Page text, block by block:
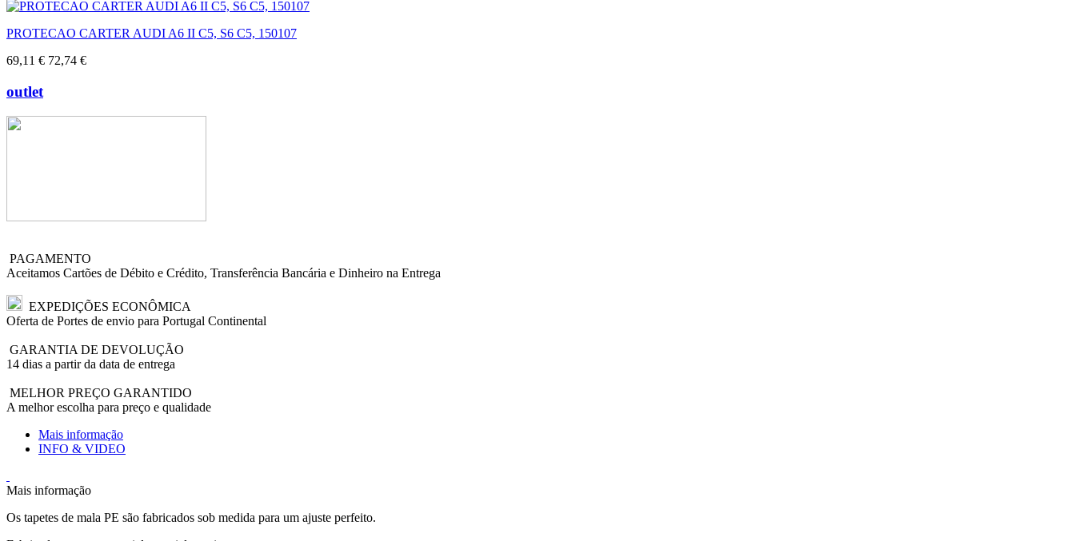
PROTECAO CARTER AUDI A6 II C5, S6 C5, 150107
69,11 € 72,74 €
outlet
PAGAMENTO
Aceitamos Cartões de Débito e Crédito, Transferência Bancária e Dinheiro na Entrega
EXPEDIÇÕES ECONÔMICA
Oferta de Portes de envio para Portugal Continental
GARANTIA DE DEVOLUÇÃO
14 dias a partir da data de entrega
MELHOR PREÇO GARANTIDO
A melhor escolha para preço e qualidade
Mais informação
INFO & VIDEO
Mais informação
Os tapetes de mala PE são fabricados sob medida para um ajuste perfeito.